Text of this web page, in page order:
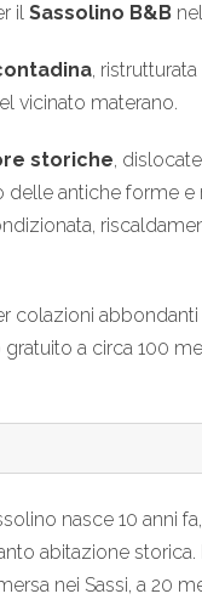
il Sassolino B&B
,
vicinato materano.
storiche,
delle antiche forme e
colazioni
a circa 100
nasce 10 anni
abitazione storica.
nei Sassi, a 20